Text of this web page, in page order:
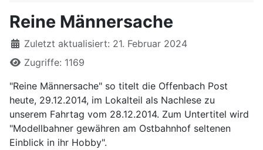
Reine Männersache
DetailsZuletzt aktualisiert: 21. Februar 2024
Zugriffe: 1169
"Reine Männersache" so titelt die Offenbach Post
heute, 29.12.2014, im Lokalteil als Nachlese zu
unserem Fahrtag vom 28.12.2014. Zum Untertitel wird
"Modellbahner gewähren am Ostbahnhof seltenen
Einblick in ihr Hobby".